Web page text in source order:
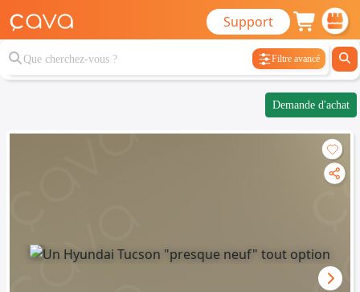
Support
Filtre avancé
Demande d'achat